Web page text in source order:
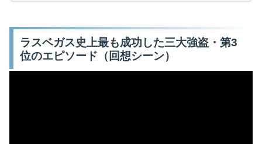
ラスベガス史上最も成功した三大強盗・第3
位のエピソード（回想シーン）